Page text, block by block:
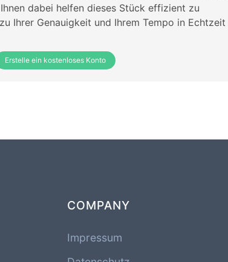
dabei helfen dieses Stück effizient zu
Ihrer Genauigkeit und Ihrem Tempo in Echtzeit
Erstelle ein kostenloses Konto
COMPANY
Impressum